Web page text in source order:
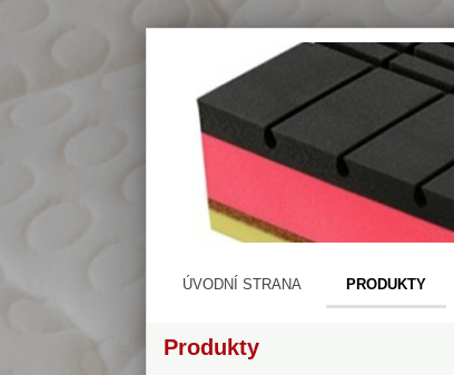
ÚVODNÍ STRANA PRODUKTY
Produkty